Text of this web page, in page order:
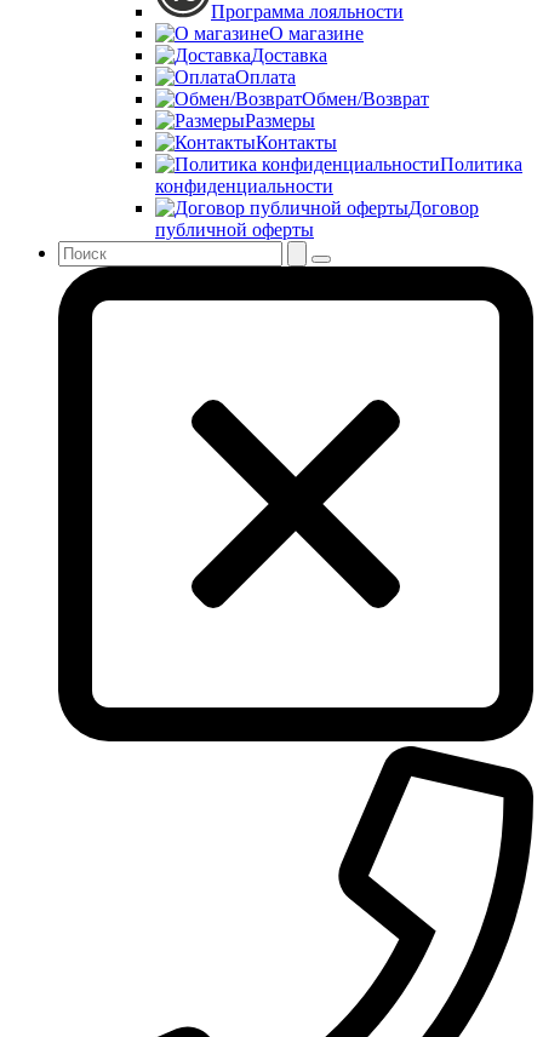
Программа лояльности
О магазине
Доставка
Оплата
Обмен/Возврат
Размеры
Контакты
Политика
конфиденциальности
Договор
публичной оферты